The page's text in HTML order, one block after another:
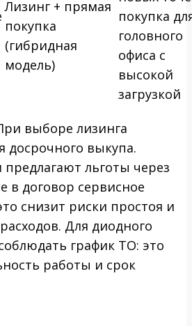
Лизинг + прямая
покупка
(гибридная
модель)
покупка
головного
офиса с
высокой
загрузкой
выборе лизинга
досрочного выкупа.
льготы через
в договор сервисное
снизит риски простоя и
Для диодного
график ТО: это
работы и срок